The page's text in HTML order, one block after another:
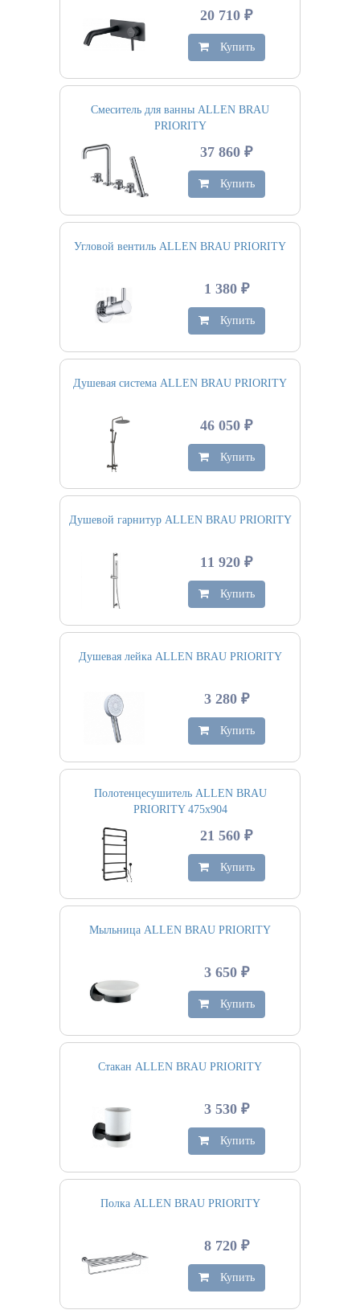
20 710 ₽
Купить
Смеситель для ванны ALLEN BRAU
PRIORITY
37 860 ₽
Купить
Угловой вентиль ALLEN BRAU PRIORITY
1 380 ₽
Купить
Душевая система ALLEN BRAU PRIORITY
46 050 ₽
Купить
Душевой гарнитур ALLEN BRAU PRIORITY
11 920 ₽
Купить
Душевая лейка ALLEN BRAU PRIORITY
3 280 ₽
Купить
Полотенцесушитель ALLEN BRAU
PRIORITY 475х904
21 560 ₽
Купить
Мыльница ALLEN BRAU PRIORITY
3 650 ₽
Купить
Стакан ALLEN BRAU PRIORITY
3 530 ₽
Купить
Полка ALLEN BRAU PRIORITY
8 720 ₽
Купить